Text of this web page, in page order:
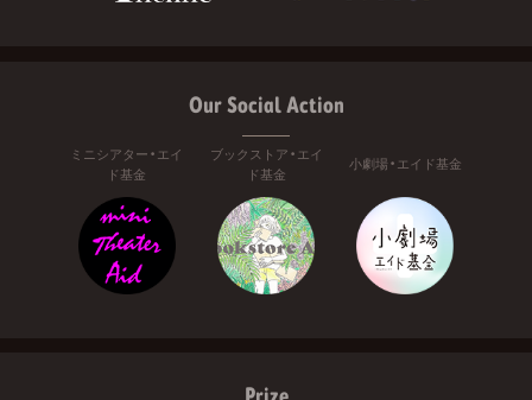
Our Social Action
ミニシアター・エイ
ド基金
ブックストア・エイ
ド基金
小劇場・エイド基金